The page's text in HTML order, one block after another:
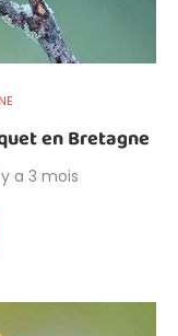
en Bretagne
a 3 mois